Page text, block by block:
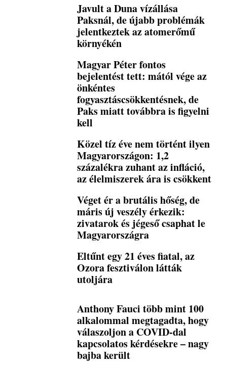
Javult a Duna vízállása
Paksnál, de újabb problémák
jelentkeztek az atomerőmű
környékén
Magyar Péter fontos
bejelentést tett: mától vége az
önkéntes
fogyasztáscsökkentésnek, de
Paks miatt továbbra is figyelni
kell
Közel tíz éve nem történt ilyen
Magyarországon: 1,2
százalékra zuhant az infláció,
az élelmiszerek ára is csökkent
Véget ér a brutális hőség, de
máris új veszély érkezik:
zivatarok és jégeső csaphat le
Magyarországra
Eltűnt egy 21 éves fiatal, az
Ozora fesztiválon látták
utoljára
Anthony Fauci több mint 100
alkalommal megtagadta, hogy
válaszoljon a COVID-dal
kapcsolatos kérdésekre – nagy
bajba került